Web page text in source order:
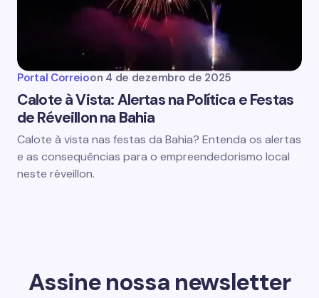
Portal Correioon 4 de dezembro de 2025
Calote à Vista: Alertas na Política e Festas
de Réveillon na Bahia
Calote à vista nas festas da Bahia? Entenda os alertas
e as consequências para o empreendedorismo local
neste réveillon.
Assine nossa newsletter